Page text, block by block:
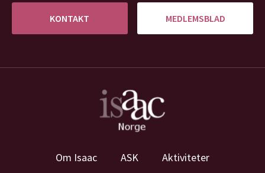
KONTAKT MEDLEMSBLAD
Om Isaac ASK Aktiviteter